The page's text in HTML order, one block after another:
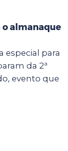
o almanaque
especial para
da 2ª
evento que